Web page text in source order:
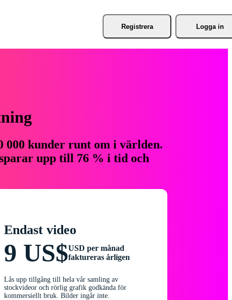
Registrera Logga in
000 kunder runt om i världen.
upp till 76 % i tid och
Endast video
9 US$USD per månad
faktureras årligen
Lås upp tillgång till hela vår samling av
stockvideor och rörlig grafik godkända för
kommersiellt bruk. Bilder ingår inte.